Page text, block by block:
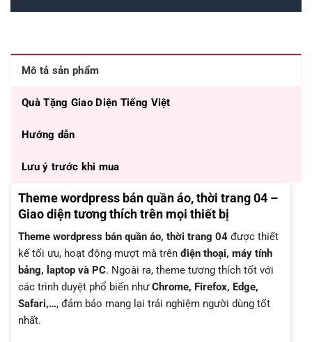
Mô tả sản phẩm
Quà Tặng Giao Diện Tiếng Việt
Hướng dẫn
Lưu ý trước khi mua
Theme wordpress bán quần áo, thời trang 04 –
Giao diện tương thích trên mọi thiết bị
Theme wordpress bán quần áo, thời trang 04 được thiết
kế tối ưu, hoạt động mượt mà trên điện thoại, máy tính
bảng, laptop và PC. Ngoài ra, theme tương thích tốt với
các trình duyệt phổ biến nhưChrome, Firefox, Edge,
Safari,…, đảm bảo mang lại trải nghiệm người dùng tốt
nhất.